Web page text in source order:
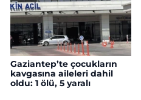
Gaziantep’te çocukların
kavgasına aileleri dahil
oldu: 1 ölü, 5 yaralı